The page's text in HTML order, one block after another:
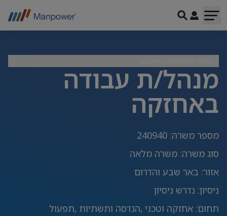
מנהל/ת עבודה
באחזקה
מספר משרה:
240940
סוג משרה: משרה מלאה
אזור: באר שבע והדרום
ניסיון: נדרש ניסיון
תחום: אחזקה וטכני ,הנדסה ותשתיות ,תפעול